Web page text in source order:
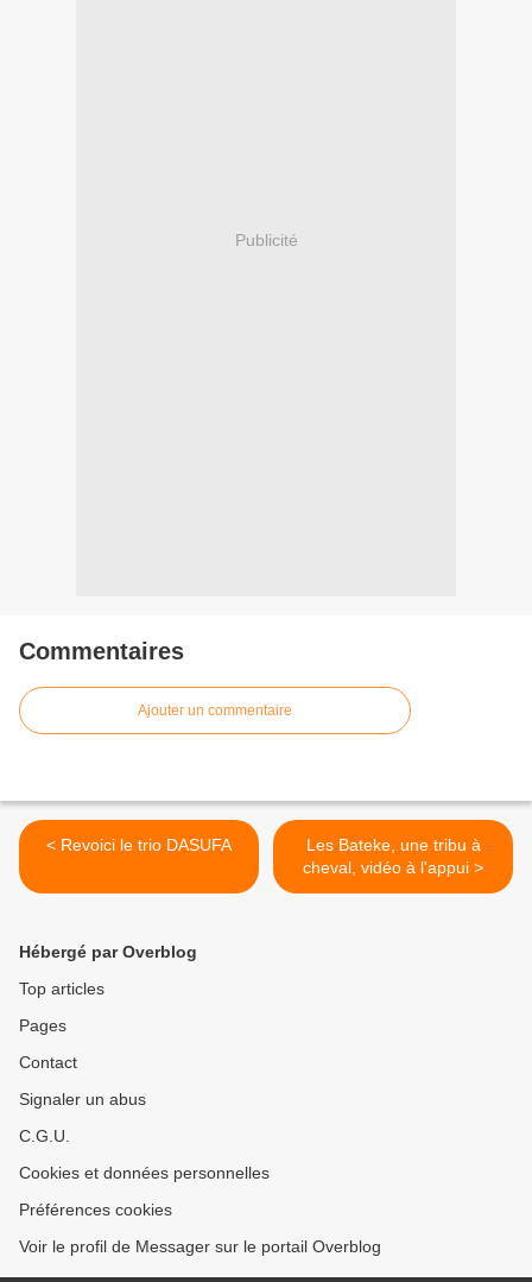
Publicité
Commentaires
Ajouter un commentaire
< Revoici le trio DASUFA
Les Bateke, une tribu à
cheval, vidéo à l'appui >
Hébergé par Overblog
Top articles
Pages
Contact
Signaler un abus
C.G.U.
Cookies et données personnelles
Préférences cookies
Voir le profil de Messager sur le portail Overblog